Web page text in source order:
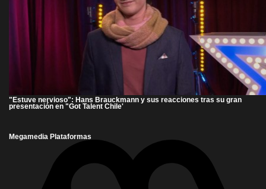
"Estuve nervioso": Hans Brauckmann y sus reacciones tras su gran
presentación en "Got Talent Chile'
Megamedia Plataformas